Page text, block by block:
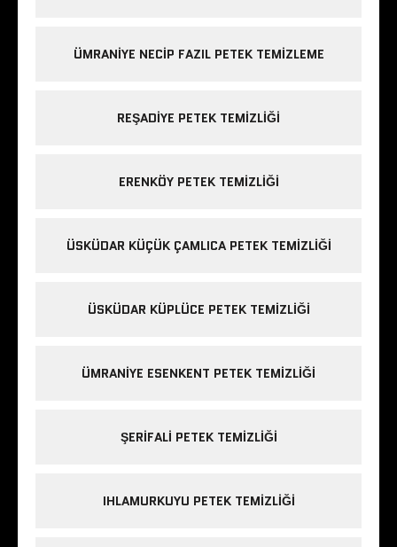
ÜMRANIYE NECIP FAZIL PETEK TEMIZLEME
REŞADIYE PETEK TEMIZLIĞI
ERENKÖY PETEK TEMIZLIĞI
ÜSKÜDAR KÜÇÜK ÇAMLICA PETEK TEMIZLIĞI
ÜSKÜDAR KÜPLÜCE PETEK TEMIZLIĞI
ÜMRANIYE ESENKENT PETEK TEMIZLIĞI
ŞERIFALI PETEK TEMIZLIĞI
IHLAMURKUYU PETEK TEMIZLIĞI